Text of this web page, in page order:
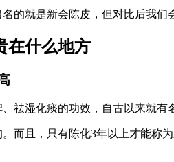
的就是新会陈皮，但对比后我
在什么地方
祛湿化痰的功效，自古以来就有
而且，只有陈化3年以上才能称